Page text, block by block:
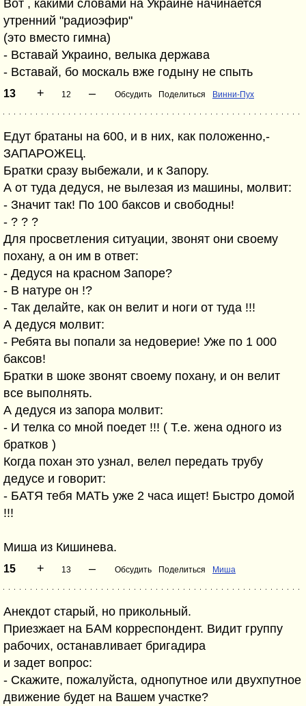
Вот , какими словами на Украине начинается
утренний "радиоэфир"
(это вместо гимна)
- Вставай Украино, велыка держава
- Вставай, бо москаль вже годыну не спыть
13 + 12 – Обсудить Поделиться Винни-Пух
Едут братаны на 600, и в них, как положенно,-
ЗАПАРОЖЕЦ.
Братки сразу выбежали, и к Запору.
А от туда дедуся, не вылезая из машины, молвит:
- Значит так! По 100 баксов и свободны!
- ? ? ?
Для просветления ситуации, звонят они своему
похану, а он им в ответ:
- Дедуся на красном Запоре?
- В натуре он !?
- Так делайте, как он велит и ноги от туда !!!
А дедуся молвит:
- Ребята вы попали за недоверие! Уже по 1 000
баксов!
Братки в шоке звонят своему похану, и он велит
все выполнять.
А дедуся из запора молвит:
- И телка со мной поедет !!! ( Т.е. жена одного из
братков )
Когда похан это узнал, велел передать трубу
дедусе и говорит:
- БАТЯ тебя МАТЬ уже 2 часа ищет! Быстро домой
!!!
Миша из Кишинева.
15 + 13 – Обсудить Поделиться Миша
Анекдот старый, но прикольный.
Приезжает на БАМ корреспондент. Видит группу
рабочих, останавливает бригадира
и задет вопрос:
- Скажите, пожалуйста, однопутное или двухпутное
движение будет на Вашем участке?